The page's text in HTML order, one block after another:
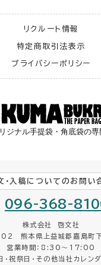
・入稿についてのお問い
096-368-
株式会社 啓文社
熊本県上益城郡嘉島町
営業時間：8:30〜17:00
・祝祭日・その他当社カレン
リクルート情報
特定商取引法表示
プライバシーポリシー